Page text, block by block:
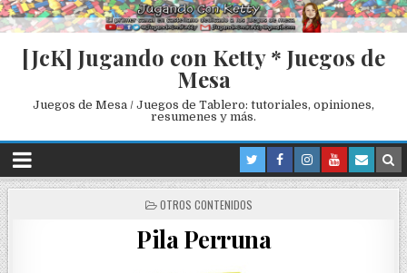
[JcK] Jugando con Ketty * Juegos de
Mesa
Juegos de Mesa / Juegos de Tablero: tutoriales, opiniones,
resumenes y más.
P
S
T
OTROS CONTENIDOS
Pila Perruna